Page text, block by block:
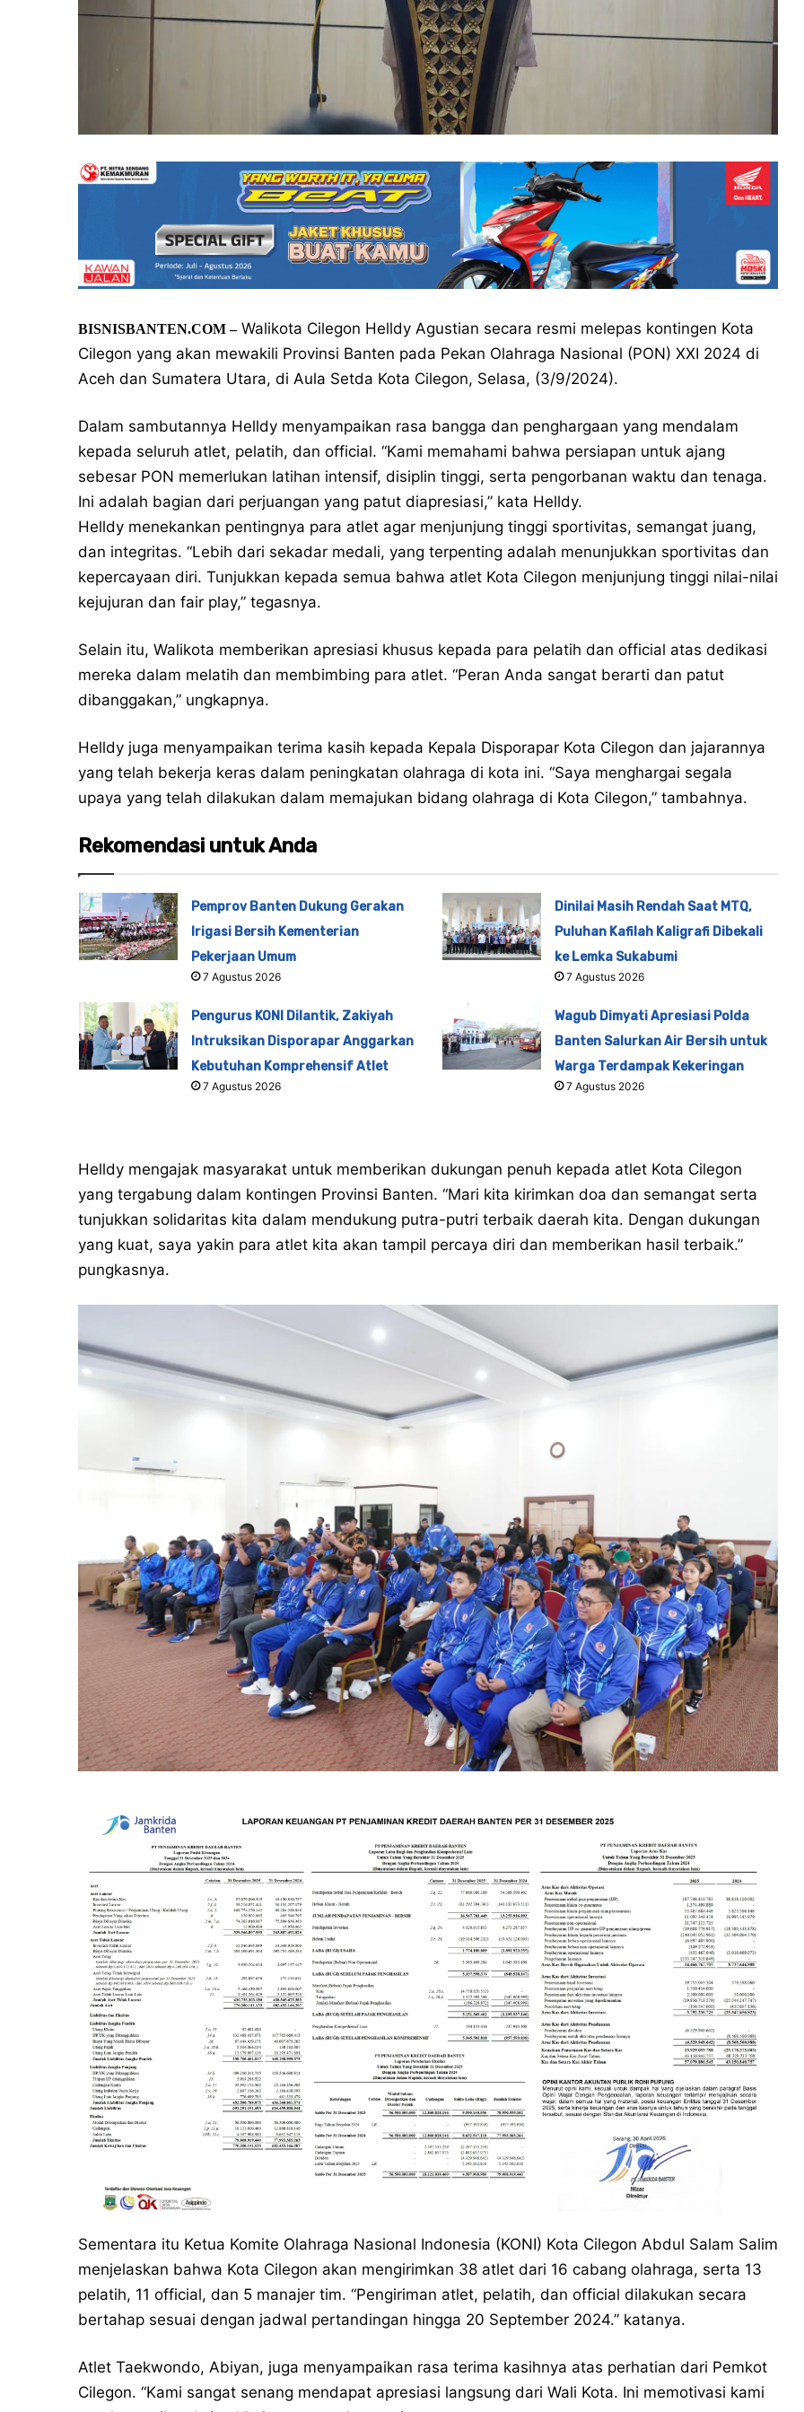
BISNISBANTEN.COM –Walikota Cilegon Helldy Agustian secara resmi melepas kontingen Kota
Cilegon yang akan mewakili Provinsi Banten pada Pekan Olahraga Nasional (PON) XXI 2024 di
Aceh dan Sumatera Utara, di Aula Setda Kota Cilegon, Selasa, (3/9/2024).
Dalam sambutannya Helldy menyampaikan rasa bangga dan penghargaan yang mendalam
kepada seluruh atlet, pelatih, dan official. “Kami memahami bahwa persiapan untuk ajang
sebesar PON memerlukan latihan intensif, disiplin tinggi, serta pengorbanan waktu dan tenaga.
Ini adalah bagian dari perjuangan yang patut diapresiasi,” kata Helldy.
Helldy menekankan pentingnya para atlet agar menjunjung tinggi sportivitas, semangat juang,
dan integritas. “Lebih dari sekadar medali, yang terpenting adalah menunjukkan sportivitas dan
kepercayaan diri. Tunjukkan kepada semua bahwa atlet Kota Cilegon menjunjung tinggi nilai-nilai
kejujuran dan fair play,” tegasnya.
Selain itu, Walikota memberikan apresiasi khusus kepada para pelatih dan official atas dedikasi
mereka dalam melatih dan membimbing para atlet. “Peran Anda sangat berarti dan patut
dibanggakan,” ungkapnya.
Helldy juga menyampaikan terima kasih kepada Kepala Disporapar Kota Cilegon dan jajarannya
yang telah bekerja keras dalam peningkatan olahraga di kota ini. “Saya menghargai segala
upaya yang telah dilakukan dalam memajukan bidang olahraga di Kota Cilegon,” tambahnya.
Rekomendasi untuk Anda
Pemprov Banten Dukung Gerakan
Irigasi Bersih Kementerian
Pekerjaan Umum
7 Agustus 2026
Dinilai Masih Rendah Saat MTQ,
Puluhan Kafilah Kaligrafi Dibekali
ke Lemka Sukabumi
7 Agustus 2026
Pengurus KONI Dilantik, Zakiyah
Intruksikan Disporapar Anggarkan
Kebutuhan Komprehensif Atlet
7 Agustus 2026
Wagub Dimyati Apresiasi Polda
Banten Salurkan Air Bersih untuk
Warga Terdampak Kekeringan
7 Agustus 2026
Helldy mengajak masyarakat untuk memberikan dukungan penuh kepada atlet Kota Cilegon
yang tergabung dalam kontingen Provinsi Banten. “Mari kita kirimkan doa dan semangat serta
tunjukkan solidaritas kita dalam mendukung putra-putri terbaik daerah kita. Dengan dukungan
yang kuat, saya yakin para atlet kita akan tampil percaya diri dan memberikan hasil terbaik.”
pungkasnya.
Sementara itu Ketua Komite Olahraga Nasional Indonesia (KONI) Kota Cilegon Abdul Salam Salim
menjelaskan bahwa Kota Cilegon akan mengirimkan 38 atlet dari 16 cabang olahraga, serta 13
pelatih, 11 official, dan 5 manajer tim. “Pengiriman atlet, pelatih, dan official dilakukan secara
bertahap sesuai dengan jadwal pertandingan hingga 20 September 2024.” katanya.
Atlet Taekwondo, Abiyan, juga menyampaikan rasa terima kasihnya atas perhatian dari Pemkot
Cilegon. “Kami sangat senang mendapat apresiasi langsung dari Wali Kota. Ini memotivasi kami